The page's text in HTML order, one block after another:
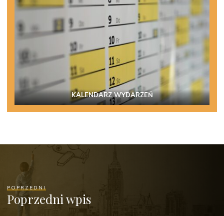
KALENDARZ WYDARZEŃ
POPRZEDNI
Poprzedni wpis